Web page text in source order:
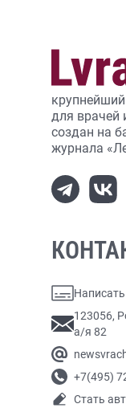
для врачей
создан на
журнала
123056,
а/я 82
+7(495)
Стать